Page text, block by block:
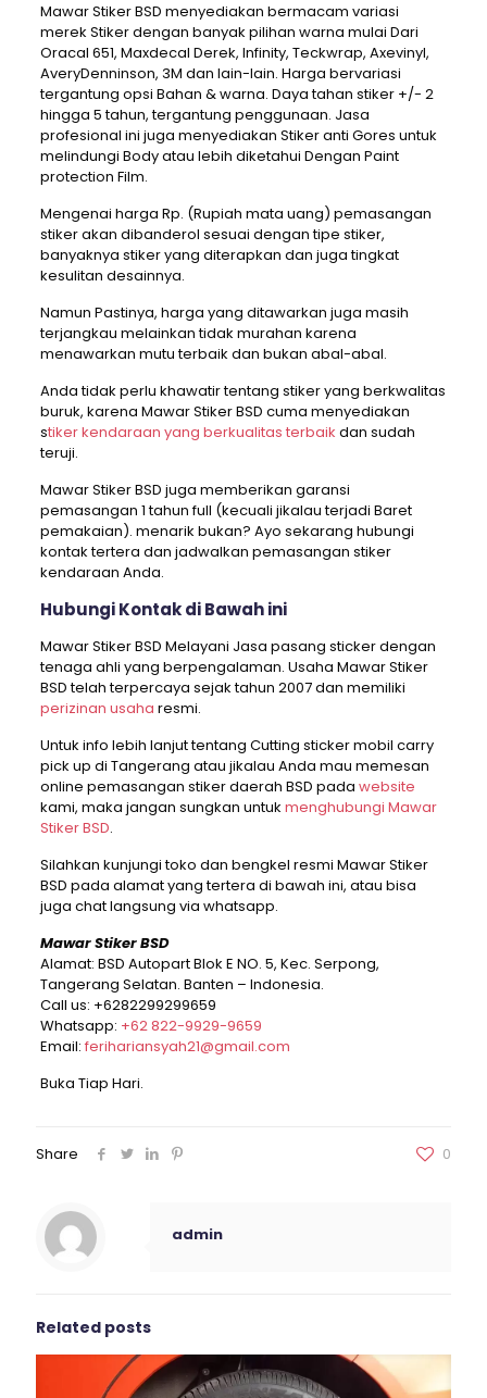
Mawar Stiker BSD menyediakan bermacam variasi
merek Stiker dengan banyak pilihan warna mulai Dari
Oracal 651, Maxdecal Derek, Infinity, Teckwrap, Axevinyl,
AveryDenninson, 3M dan lain-lain. Harga bervariasi
tergantung opsi Bahan & warna. Daya tahan stiker +/- 2
hingga 5 tahun, tergantung penggunaan. Jasa
profesional ini juga menyediakan Stiker anti Gores untuk
melindungi Body atau lebih diketahui Dengan Paint
protection Film.
Mengenai harga Rp. (Rupiah mata uang) pemasangan
stiker akan dibanderol sesuai dengan tipe stiker,
banyaknya stiker yang diterapkan dan juga tingkat
kesulitan desainnya.
Namun Pastinya, harga yang ditawarkan juga masih
terjangkau melainkan tidak murahan karena
menawarkan mutu terbaik dan bukan abal-abal.
Anda tidak perlu khawatir tentang stiker yang berkwalitas
buruk, karena Mawar Stiker BSD cuma menyediakan
stiker kendaraan yang berkualitas terbaik dan sudah
teruji.
Mawar Stiker BSD juga memberikan garansi
pemasangan 1 tahun full (kecuali jikalau terjadi Baret
pemakaian). menarik bukan? Ayo sekarang hubungi
kontak tertera dan jadwalkan pemasangan stiker
kendaraan Anda.
Hubungi Kontak di Bawah ini
Mawar Stiker BSD Melayani Jasa pasang sticker dengan
tenaga ahli yang berpengalaman. Usaha Mawar Stiker
BSD telah terpercaya sejak tahun 2007 dan memiliki
perizinan usaha resmi.
Untuk info lebih lanjut tentang Cutting sticker mobil carry
pick up di Tangerang atau jikalau Anda mau memesan
online pemasangan stiker daerah BSD pada website
kami, maka jangan sungkan untuk menghubungi Mawar
Stiker BSD.
Silahkan kunjungi toko dan bengkel resmi Mawar Stiker
BSD pada alamat yang tertera di bawah ini, atau bisa
juga chat langsung via whatsapp.
Mawar Stiker BSD
Alamat: BSD Autopart Blok E NO. 5, Kec. Serpong,
Tangerang Selatan. Banten – Indonesia.
Call us: +6282299299659
Whatsapp: +62 822-9929-9659
Email: ferihariansyah21@gmail.com
Buka Tiap Hari.
Share 0
admin
Related posts